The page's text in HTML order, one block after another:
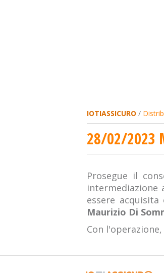
IOTIASSICURO /
28/02/2023
Prosegue il
intermediazione
essere
Maurizio Di
Con